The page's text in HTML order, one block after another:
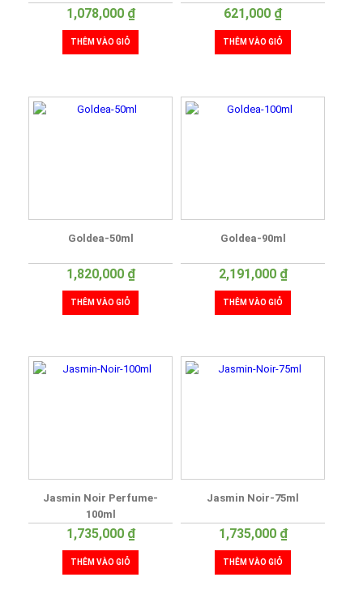
1,078,000 ₫
THÊM VÀO GIỎ
621,000 ₫
THÊM VÀO GIỎ
Goldea-50ml
1,820,000 ₫
THÊM VÀO GIỎ
Goldea-90ml
2,191,000 ₫
THÊM VÀO GIỎ
Jasmin Noir Perfume-
100ml
1,735,000 ₫
THÊM VÀO GIỎ
Jasmin Noir-75ml
1,735,000 ₫
THÊM VÀO GIỎ